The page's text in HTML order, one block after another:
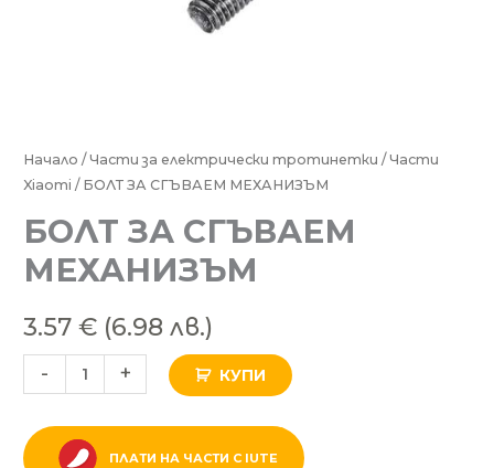
Начало /Части за електрически тротинетки /Части
Xiaomi / БОЛТ ЗА СГЪВАЕМ МЕХАНИЗЪМ
БОЛТ ЗА СГЪВАЕМ
МЕХАНИЗЪМ
3.57€ (6.98 лв.)
-
количество
за
ЗА
СГЪВАЕМ
+ КУПИ
ПЛАТИ НА ЧАСТИ С IUTE